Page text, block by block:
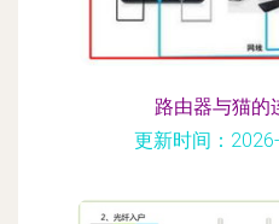
路由器与猫的
更新时间：